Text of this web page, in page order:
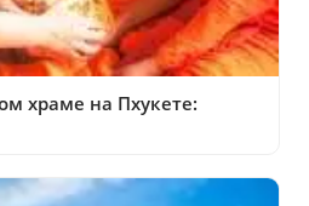
храме на Пхукете: